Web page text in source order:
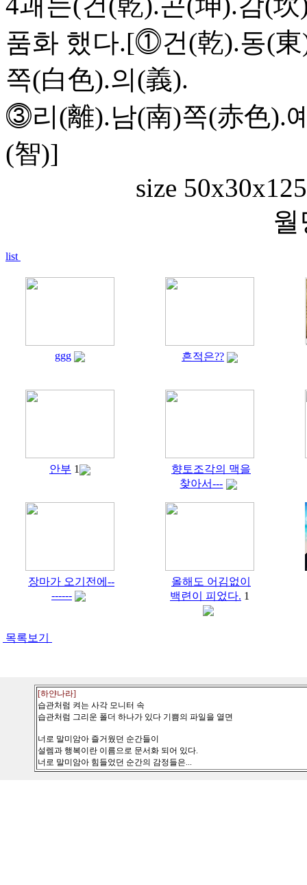
품화 했다.[⓵건(乾).동(
쪽(白色).의(義).
⓷리(離).남(南)쪽(赤色).
(智)]
size 50x30x125
월당 목영봉
list
ggg 흔적은??
안부 1
향토조각의 맥을
찾아서---
장마가 오기전에--
------
올해도 어김없이
백련이 피었다. 1
목록보기
[하얀나라]
습관처럼 켜는 사각 모니터 속
습관처럼 그리운 폴더 하나가 있다 기쁨의 파일을 열면
너로 말미암아 즐거웠던 순간들이
설렘과 행복이란 이름으로 문서화 되어 있다.
너로 말미암아 힘들었던 순간의 감정들은...